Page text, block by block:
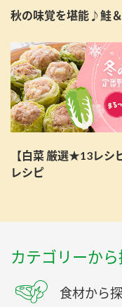
ミツカンのCM
ロングセラー商品 ＋
人気商品 ＋ おすす
ミツカン公式通
業務用サイト
秋の味覚を堪能♪鮭
【白菜 厳選★13レ
レシピ
カテゴリーか
食材から